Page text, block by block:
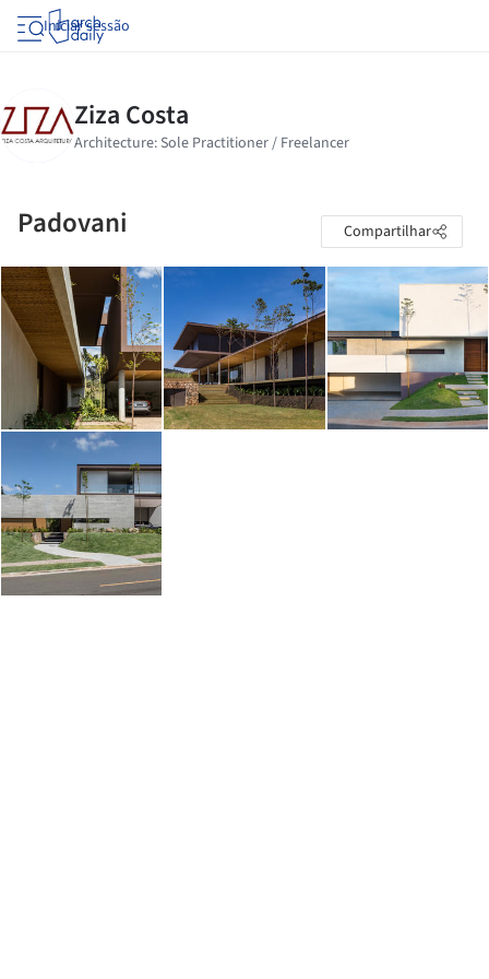
Iniciar sessão
Padovani Compartilhar